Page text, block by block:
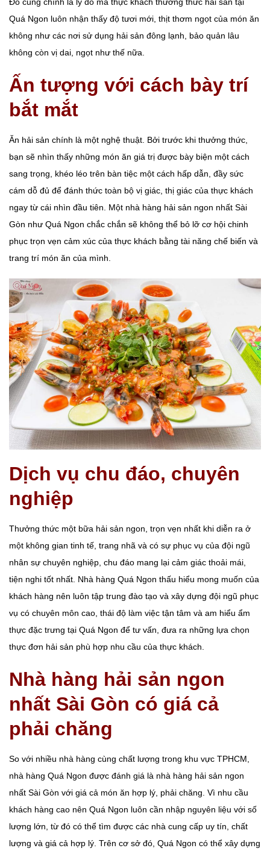
Quá Ngon luôn nhận thấy độ tươi mới, thịt thơm ngọt của món ăn
không như các nơi sử dụng hải sản đông lạnh, bảo quản lâu
không còn vị dai, ngọt như thế nữa.
Ấn tượng với cách bày trí
bắt mắt
Ăn hải sản chính là một nghệ thuật. Bởi trước khi thưởng thức,
bạn sẽ nhìn thấy những món ăn giá trị được bày biện một cách
sang trọng, khéo léo trên bàn tiệc một cách hấp dẫn, đầy sức
cám dỗ đủ để đánh thức toàn bộ vị giác, thị giác của thực khách
ngay từ cái nhìn đầu tiên. Một nhà hàng hải sản ngon nhất Sài
Gòn như Quá Ngon chắc chắn sẽ không thể bỏ lỡ cơ hội chinh
phục trọn vẹn cảm xúc của thực khách bằng tài năng chế biến và
trang trí món ăn của mình.
Dịch vụ chu đáo, chuyên
nghiệp
Thưởng thức một bữa hải sản ngon, trọn vẹn nhất khi diễn ra ở
một không gian tinh tế, trang nhã và có sự phục vụ của đội ngũ
nhân sự chuyên nghiệp, chu đáo mang lại cảm giác thoải mái,
tiện nghi tốt nhất. Nhà hàng Quá Ngon thấu hiểu mong muốn của
khách hàng nên luôn tập trung đào tạo và xây dựng đội ngũ phục
vụ có chuyên môn cao, thái độ làm việc tận tâm và am hiểu ẩm
thực đặc trưng tại Quá Ngon để tư vấn, đưa ra những lựa chọn
thực đơn hải sản phù hợp nhu cầu của thực khách.
Nhà hàng hải sản ngon
nhất Sài Gòn có giá cả
phải chăng
So với nhiều nhà hàng cùng chất lượng trong khu vực TPHCM,
nhà hàng Quá Ngon được đánh giá là nhà hàng hải sản ngon
nhất Sài Gòn với giá cả món ăn hợp lý, phải chăng. Vì nhu cầu
khách hàng cao nên Quá Ngon luôn cần nhập nguyên liệu với số
lượng lớn, từ đó có thể tìm được các nhà cung cấp uy tín, chất
lượng và giá cả hợp lý. Trên cơ sở đó, Quá Ngon có thể xây dựng